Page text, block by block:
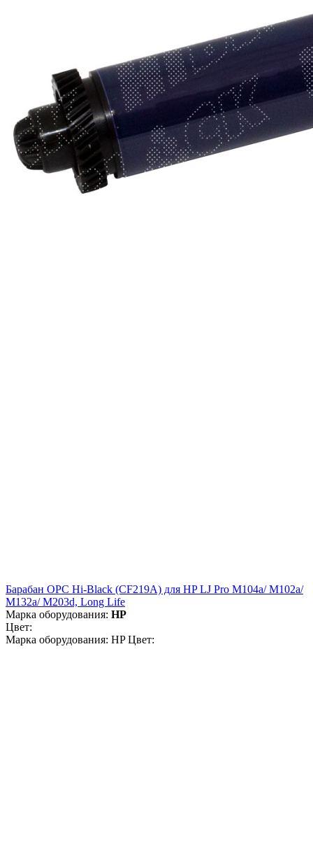
Барабан OPC Hi-Black (CF219A) для HP LJ Pro M104a/ M102a/
M132a/ M203d, Long Life
Марка оборудования: HP
Цвет:
Марка оборудования: HP Цвет: